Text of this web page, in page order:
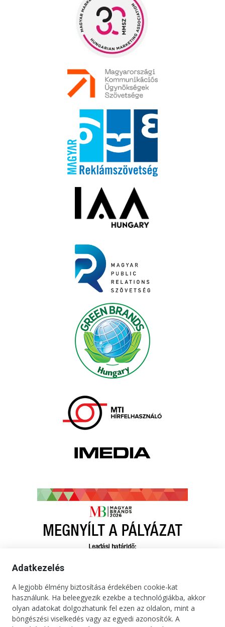
Adatkezelés
A legjobb élmény biztosítása érdekében cookie-kat
használunk. Ha beleegyezik ezekbe a technológiákba, akkor
olyan adatokat dolgozhatunk fel ezen az oldalon, mint a
böngészési viselkedés vagy az egyedi azonosítók. A